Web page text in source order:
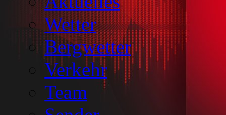
Wetter
Bergwetter
Verkehr
Team